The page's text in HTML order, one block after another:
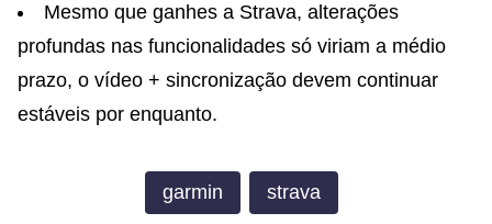
Mesmo que ganhes a Strava, alterações
profundas nas funcionalidades só viriam a médio
prazo, o vídeo + sincronização devem continuar
estáveis por enquanto.
garmin strava